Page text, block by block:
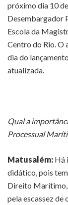
próximo dia 10
Desembargador
Escola da
Centro do Rio. O
dia do
atualizada.
Qual a
Processual
Matusalém: Há
didático, pois
Direito Marítimo,
pela escassez de